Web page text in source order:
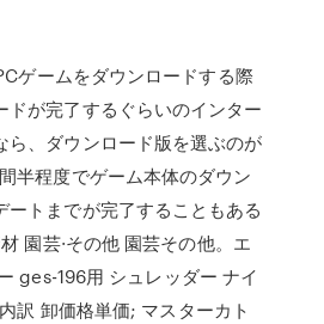
ゲームをダウンロードする際
ドが完了するぐらいのインター
ら、ダウンロード版を選ぶのが
半程度でゲーム本体のダウン
ートまでが完了することもある
園芸·その他 園芸その他。エ
ges-196用 シュレッダー ナイ
訳 卸価格単価; マスターカト